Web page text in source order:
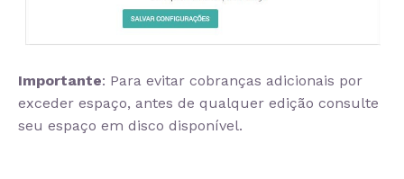
Importante: Para evitar cobranças adicionais por
exceder espaço, antes de qualquer edição consulte
seu espaço em disco disponível.